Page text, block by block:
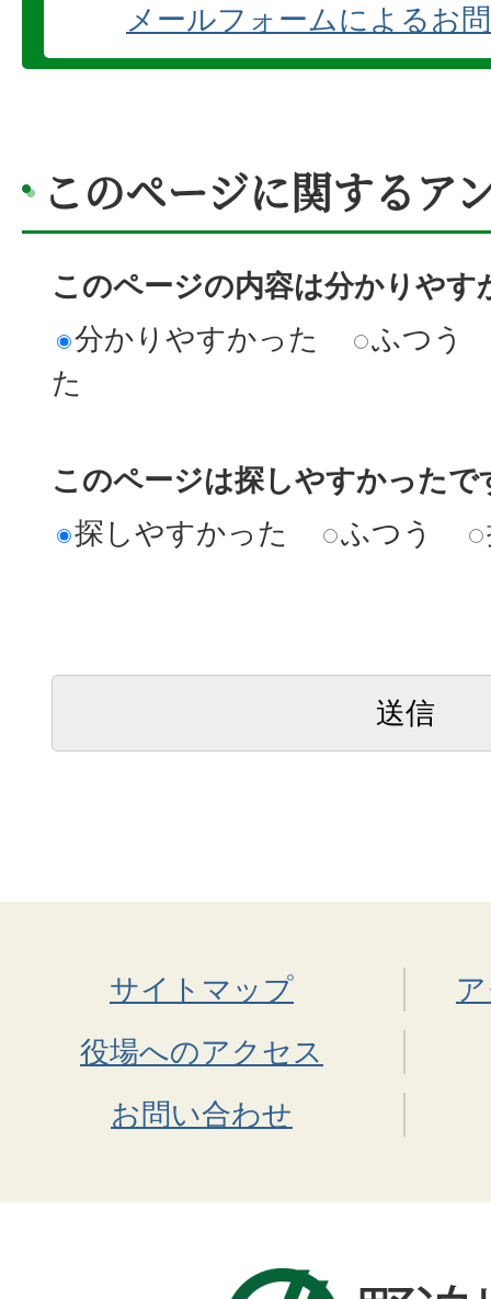
メールフォームによるお
このページに関するア
このページの内容は分かりやす
分かりやすかった
ふつう
た
このページは探しやすかったで
探しやすかった
ふつう
サイトマップ
役場へのアクセス
お問い合わせ